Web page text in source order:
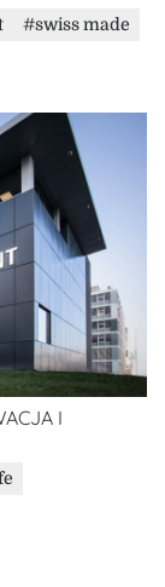
swiss made
I